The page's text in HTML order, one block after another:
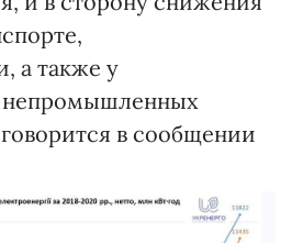
а также у
в сообщении